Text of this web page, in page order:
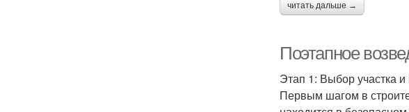
читать дальше →
Поэтапное
Этап 1: Выбор участка и
Первым шагом в